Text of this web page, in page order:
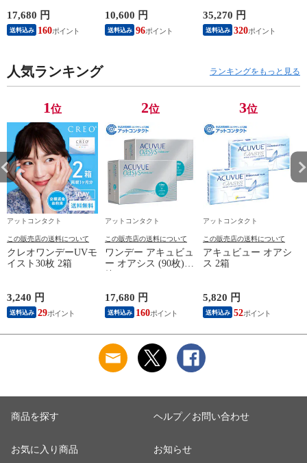
17,680 円
送料込み 160
10,600 円
送料込み 96
35,270 円
送料込み 320
人気ランキング ランキングをもっと見る
1位
アットコンタクト
この販売店の送料について
クレオワンデーUVモ
イスト30枚 2箱
3,240 円
送料込み 29
2位
アットコンタクト
この販売店の送料について
ワンデー アキュビュ
ー オアシス (90枚) 2
17,680 円
送料込み 160
3位
アットコンタクト
この販売店の送料について
アキュビュー オアシ
ス 2箱
5,820 円
送料込み 52
商品を探す
お気に入り商品
ヘルプ／お問い合わせ
お知らせ